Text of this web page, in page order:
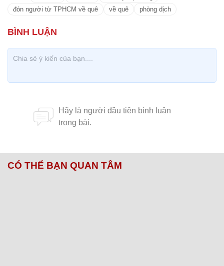
đón người từ TPHCM về quê
về quê phòng dịch
CÓ THỂ BẠN QUAN TÂM